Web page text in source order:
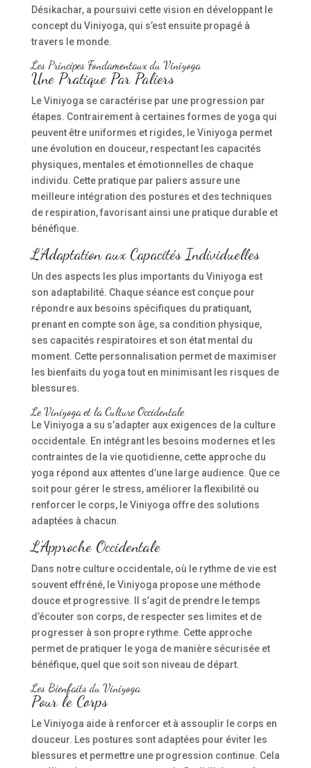
Désikachar, a poursuivi cette vision en développant le
concept du Viniyoga, qui s’est ensuite propagé à
travers le monde.
Les Principes Fondamentaux du Viniyoga
Une Pratique Par Paliers
Le Viniyoga se caractérise par une progression par
étapes. Contrairement à certaines formes de yoga qui
peuvent être uniformes et rigides, le Viniyoga permet
une évolution en douceur, respectant les capacités
physiques, mentales et émotionnelles de chaque
individu. Cette pratique par paliers assure une
meilleure intégration des postures et des techniques
de respiration, favorisant ainsi une pratique durable et
bénéfique.
L’Adaptation aux Capacités Individuelles
Un des aspects les plus importants du Viniyoga est
son adaptabilité. Chaque séance est conçue pour
répondre aux besoins spécifiques du pratiquant,
prenant en compte son âge, sa condition physique,
ses capacités respiratoires et son état mental du
moment. Cette personnalisation permet de maximiser
les bienfaits du yoga tout en minimisant les risques de
blessures.
Le Viniyoga et la Culture Occidentale
Le Viniyoga a su s’adapter aux exigences de la culture
occidentale. En intégrant les besoins modernes et les
contraintes de la vie quotidienne, cette approche du
yoga répond aux attentes d’une large audience. Que ce
soit pour gérer le stress, améliorer la flexibilité ou
renforcer le corps, le Viniyoga offre des solutions
adaptées à chacun.
L’Approche Occidentale
Dans notre culture occidentale, où le rythme de vie est
souvent effréné, le Viniyoga propose une méthode
douce et progressive. Il s’agit de prendre le temps
d’écouter son corps, de respecter ses limites et de
progresser à son propre rythme. Cette approche
permet de pratiquer le yoga de manière sécurisée et
bénéfique, quel que soit son niveau de départ.
Les Bienfaits du Viniyoga
Pour le Corps
Le Viniyoga aide à renforcer et à assouplir le corps en
douceur. Les postures sont adaptées pour éviter les
blessures et permettre une progression continue. Cela